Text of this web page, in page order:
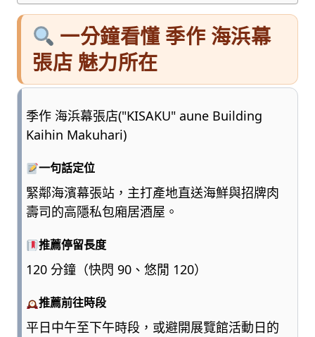
一分鐘看懂 季作 海浜幕
張店 魅力所在
季作 海浜幕張店("KISAKU" aune Building
Kaihin Makuhari)
一句話定位
緊鄰海濱幕張站，主打產地直送海鮮與招牌肉
壽司的高隱私包廂居酒屋。
推薦停留長度
120 分鐘（快閃 90、悠閒 120）
推薦前往時段
平日中午至下午時段，或避開展覽館活動日的